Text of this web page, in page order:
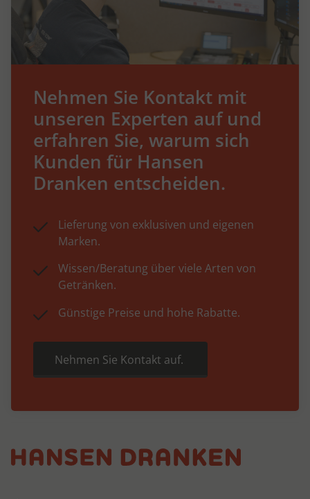
Nehmen Sie Kontakt mit
unseren Experten auf und
erfahren Sie, warum sich
Kunden für Hansen
Dranken entscheiden.
Lieferung von exklusiven und eigenen
Marken.
Wissen/Beratung über viele Arten von
Getränken.
Günstige Preise und hohe Rabatte.
Nehmen Sie Kontakt auf.